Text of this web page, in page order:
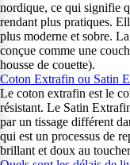
nordique, ce qui signifie
rendant plus pratiques.
plus moderne et sobre.
conçue comme une
housse de couette).
Coton Extrafin ou Satin
Le coton extrafin est le
résistant. Le Satin
par un tissage différent
qui est un processus de
brillant et doux au